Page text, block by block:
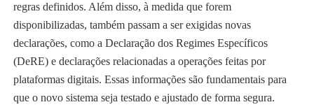
regras definidos. Além disso, à medida que forem
disponibilizadas, também passam a ser exigidas novas
declarações, como a Declaração dos Regimes Específicos
(DeRE) e declarações relacionadas a operações feitas por
plataformas digitais. Essas informações são fundamentais para
que o novo sistema seja testado e ajustado de forma segura.